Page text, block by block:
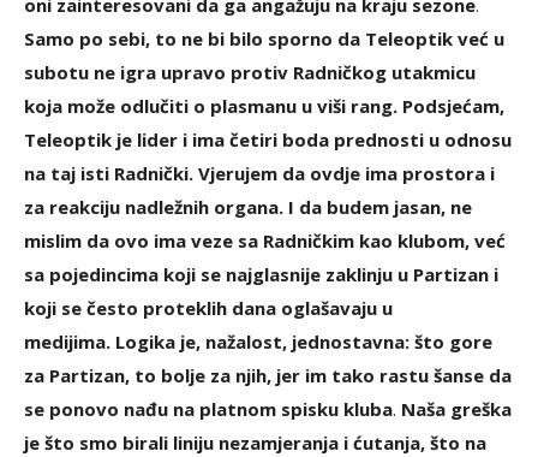
oni zainteresovani da ga angažuju na kraju sezone.
Samo po sebi, to ne bi bilo sporno da Teleoptik već u
subotu ne igra upravo protiv Radničkog utakmicu
koja može odlučiti o plasmanu u viši rang. Podsjećam,
Teleoptik je lider i ima četiri boda prednosti u odnosu
na taj isti Radnički. Vjerujem da ovdje ima prostora i
za reakciju nadležnih organa. I da budem jasan, ne
mislim da ovo ima veze sa Radničkim kao klubom, već
sa pojedincima koji se najglasnije zaklinju u Partizan i
koji se često proteklih dana oglašavaju u
medijima. Logika je, nažalost, jednostavna: što gore
za Partizan, to bolje za njih, jer im tako rastu šanse da
se ponovo nađu na platnom spisku kluba. Naša greška
je što smo birali liniju nezamjeranja i ćutanja, što na